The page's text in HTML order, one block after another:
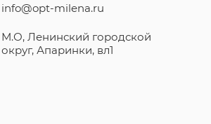
info@opt-milena.ru
М.О, Ленинский городской
округ, Апаринки, вл1